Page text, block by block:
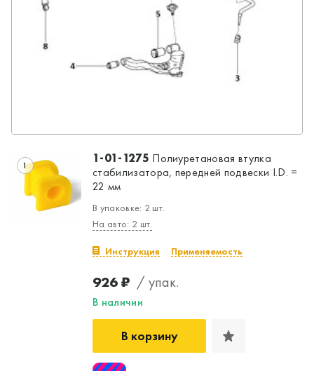
1 1-01-1275 Полиуретановая втулка
стабилизатора, передней подвески I.D. =
22 мм
В упаковке: 2 шт.
На авто: 2 шт.
Инструкция Применяемость
926 ₽ / упак.
В наличии
В корзину